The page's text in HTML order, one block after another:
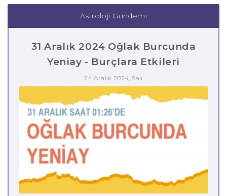
Astroloji Gündemi
31 Aralık 2024 Oğlak Burcunda
Yeniay - Burçlara Etkileri
24 Aralık 2024, Salı